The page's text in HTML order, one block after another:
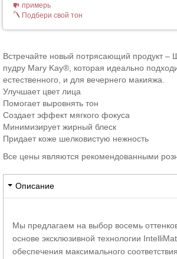
примерь
Подбери свой тон
Встречайте новый потрясающий продукт –
пудру Mary Kay®, которая идеально
естественного, и для вечернего макияжа.
Улучшает цвет лица
Помогает выровнять тон
Создает эффект мягкого фокуса
Минимизирует жирный блеск
Придает коже шелковистую нежность
Все цены являются рекомендованными
Описание
Мы предлагаем на выбор восемь
основе эксклюзивной технологии
обеспечения максимального